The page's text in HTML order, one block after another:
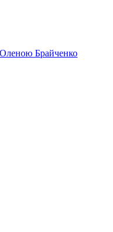
Брайченко